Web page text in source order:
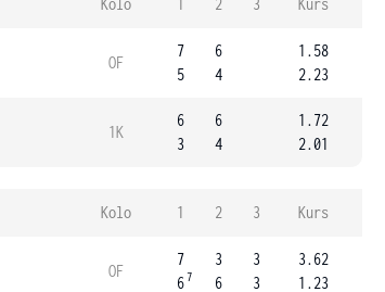
Kolo 1 2 3 Kurs
OF
7
5
6
4
1.58
2.23
1K
6
3
6
4
1.72
2.01
Kolo 1 2 3 Kurs
OF
7
67
3
6
3
3
3.62
1.23